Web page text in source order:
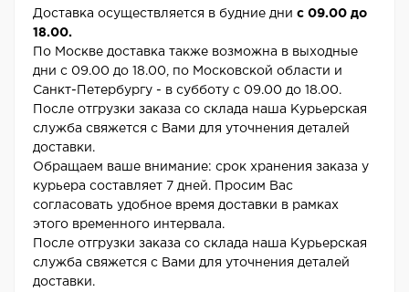
Доставка осуществляется в будние дни с 09.00 до
18.00.
По Москве доставка также возможна в выходные
дни с 09.00 до 18.00, по Московской области и
Санкт-Петербургу - в субботу с 09.00 до 18.00.
После отгрузки заказа со склада наша Курьерская
служба свяжется с Вами для уточнения деталей
доставки.
Обращаем ваше внимание: срок хранения заказа у
курьера составляет 7 дней. Просим Вас
согласовать удобное время доставки в рамках
этого временного интервала.
После отгрузки заказа со склада наша Курьерская
служба свяжется с Вами для уточнения деталей
доставки.